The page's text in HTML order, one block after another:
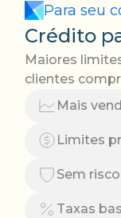
Para seu
Crédito
Maiores
clientes
Mais
Limites
Sem
Taxas